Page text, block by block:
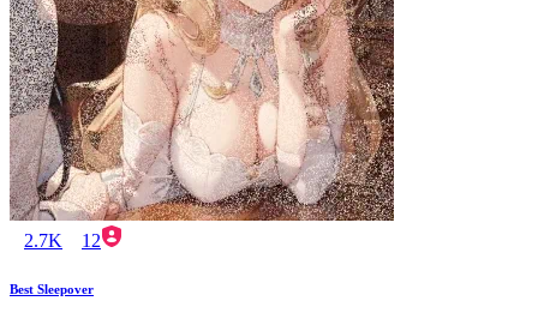
2.7K 12
Best Sleepover